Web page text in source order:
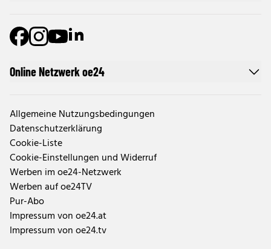
Online Netzwerk oe24
Allgemeine Nutzungsbedingungen
Datenschutzerklärung
Cookie-Liste
Cookie-Einstellungen und Widerruf
Werben im oe24-Netzwerk
Werben auf oe24TV
Pur-Abo
Impressum von oe24.at
Impressum von oe24.tv